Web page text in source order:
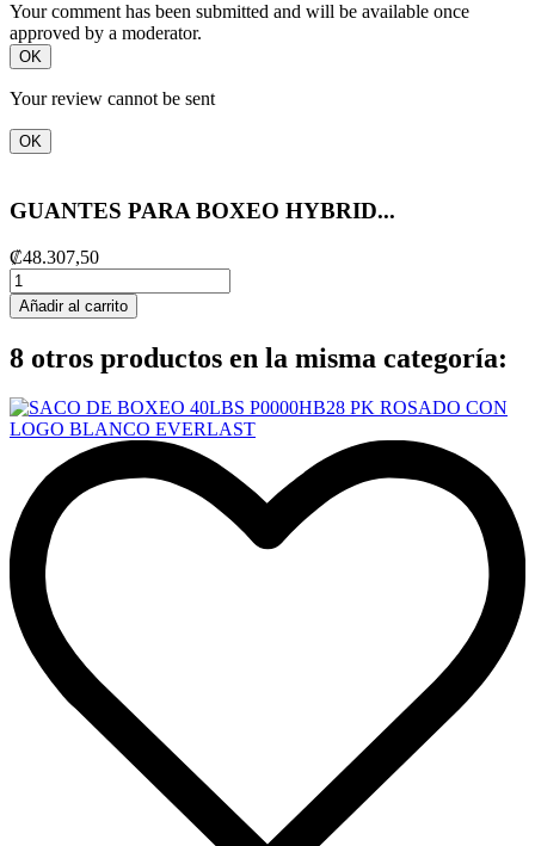
Your comment has been submitted and will be available once
approved by a moderator.
OK
Your review cannot be sent
OK
GUANTES PARA BOXEO HYBRID...
₡48.307,50
Añadir al carrito
8 otros productos en la misma categoría: